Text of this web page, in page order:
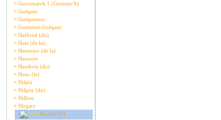
¤ Guyomarch 1 (Guimarc'h)
¤ Guégant
¤ Guéguenou
¤ Guéméné-Guégant
¤ Haffond (du)
¤ Haie (de la)
¤ Harmoye (de la)
¤ Harscoet
¤ Hautbois (du)
¤ Heuc (le)
¤ Hilary
¤ Hilguy (du)
¤ Hillion
¤ Hirgarz
Honoré (l')